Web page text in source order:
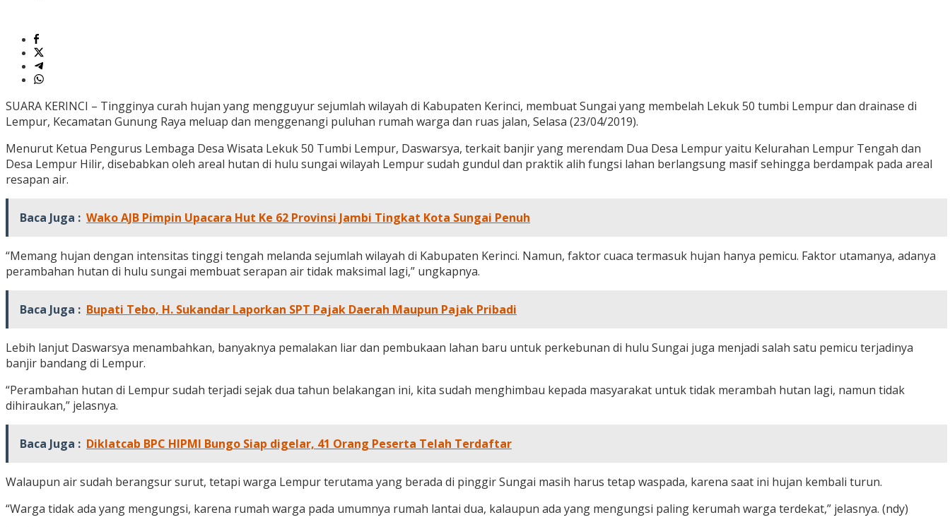
SUARA KERINCI – Tingginya curah hujan yang mengguyur sejumlah wilayah di Kabupaten Kerinci, membuat Sungai yang membelah Lekuk 50 tumbi Lempur dan drainase di
Lempur, Kecamatan Gunung Raya meluap dan menggenangi puluhan rumah warga dan ruas jalan, Selasa (23/04/2019).
Menurut Ketua Pengurus Lembaga Desa Wisata Lekuk 50 Tumbi Lempur, Daswarsya, terkait banjir yang merendam Dua Desa Lempur yaitu Kelurahan Lempur Tengah dan
Desa Lempur Hilir, disebabkan oleh areal hutan di hulu sungai wilayah Lempur sudah gundul dan praktik alih fungsi lahan berlangsung masif sehingga berdampak pada areal
resapan air.
Baca Juga : Wako AJB Pimpin Upacara Hut Ke 62 Provinsi Jambi Tingkat Kota Sungai Penuh
“Memang hujan dengan intensitas tinggi tengah melanda sejumlah wilayah di Kabupaten Kerinci. Namun, faktor cuaca termasuk hujan hanya pemicu. Faktor utamanya, adanya
perambahan hutan di hulu sungai membuat serapan air tidak maksimal lagi,” ungkapnya.
Baca Juga : Bupati Tebo, H. Sukandar Laporkan SPT Pajak Daerah Maupun Pajak Pribadi
Lebih lanjut Daswarsya menambahkan, banyaknya pemalakan liar dan pembukaan lahan baru untuk perkebunan di hulu Sungai juga menjadi salah satu pemicu terjadinya
banjir bandang di Lempur.
“Perambahan hutan di Lempur sudah terjadi sejak dua tahun belakangan ini, kita sudah menghimbau kepada masyarakat untuk tidak merambah hutan lagi, namun tidak
dihiraukan,” jelasnya.
Baca Juga : Diklatcab BPC HIPMI Bungo Siap digelar, 41 Orang Peserta Telah Terdaftar
Walaupun air sudah berangsur surut, tetapi warga Lempur terutama yang berada di pinggir Sungai masih harus tetap waspada, karena saat ini hujan kembali turun.
“Warga tidak ada yang mengungsi, karena rumah warga pada umumnya rumah lantai dua, kalaupun ada yang mengungsi paling kerumah warga terdekat,” jelasnya. (ndy)